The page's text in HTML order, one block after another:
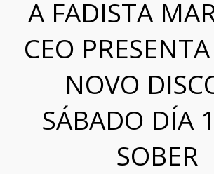
A FADISTA
CEO
NOVO
SÁBADO DÍA
SOBER